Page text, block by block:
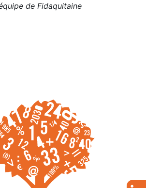
de Fidaquitaine